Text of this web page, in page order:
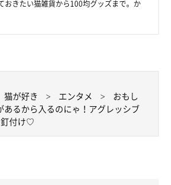
おきたい猫雑貨から100均グッズまで。か
猫が好き エンタメ
おもし
あるから入るのにゃ！アグレッシブ
釘付け♡